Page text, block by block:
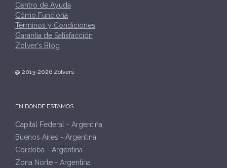
Centro de Ayuda
Cómo Funciona
Términos y Condiciones
Garantía de Satisfacción
Zolver's Blog
@ 2013-2026 Zolvers
EN DONDE ESTAMOS
Capital Federal - Argentina
Buenos Aires - Argentina
Cordoba - Argentina
Zona Norte - Argentina